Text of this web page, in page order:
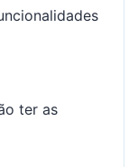
ter as